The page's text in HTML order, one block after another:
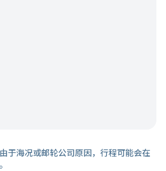
于海况或邮轮公司原因，行程可能会在